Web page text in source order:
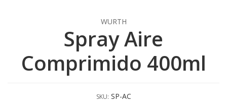
WURTH
Spray Aire
Comprimido 400ml
SKU: SP-AC